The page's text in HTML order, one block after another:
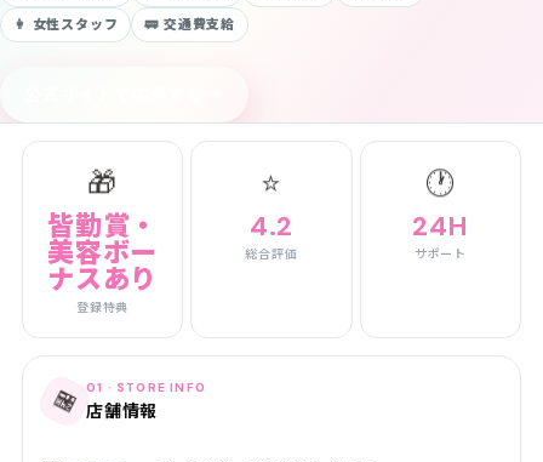
👩 女性スタッフ 🚃 交通費支給
🎁
皆勤賞・
美容ボー
ナスあり
登録特典
⭐
4.2
総合評価
🕐
24H
サポート
🏪 01 · STORE INFO
店舗情報